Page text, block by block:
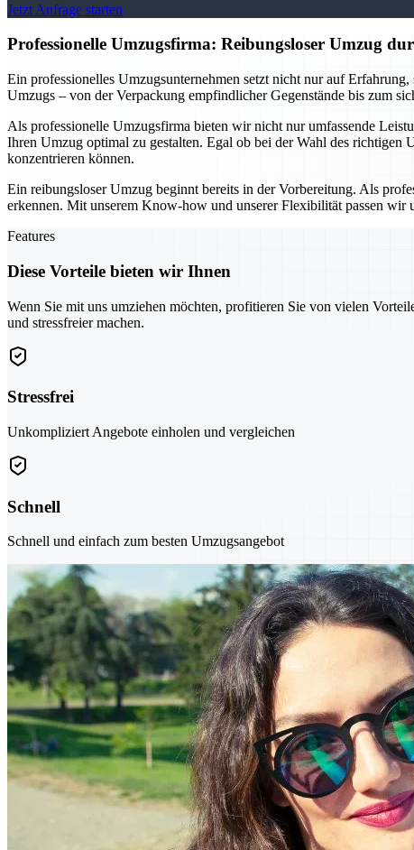
Jetzt Anfrage starten
Professionelle Umzugsfirma: Reibungsloser Umzug
Ein professionelles Umzugsunternehmen setzt nicht nur auf
Umzugs – von der Verpackung empfindlicher Gegenstände bis zum
Als professionelle Umzugsfirma bieten wir nicht nur umfassende
Ihren Umzug optimal zu gestalten. Egal ob bei der Wahl des richtigen
konzentrieren können.
Ein reibungsloser Umzug beginnt bereits in der Vorbereitung. Als
erkennen. Mit unserem Know-how und unserer Flexibilität passen wir
Features
Diese Vorteile bieten wir Ihnen
Wenn Sie mit uns umziehen möchten, profitieren Sie von vielen
und stressfreier machen.
Stressfrei
Unkompliziert Angebote einholen und vergleichen
Schnell
Schnell und einfach zum besten Umzugsangebot